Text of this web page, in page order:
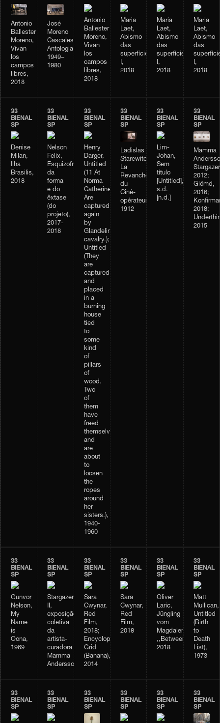
Antonio
Ballester
Moreno,
Vivan
los
campos
libres,
2018
José
Moreno
Cascales,
Antologia,
1949–
1980
Antonio
Ballester
Moreno,
Vivan
los
campos
libres,
2018
Maria
Laet,
Abismo
das
superfícies
I,
2018
Maria
Laet,
Abismo
das
superfícies
I,
2018
Maria
Laet,
Abismo
das
I,
2018
33
BIENAL
SP
Denise
Milan,
Ilha
Brasilis,
2018
33
BIENAL
SP
Nelson
Felix,
Esquizofrenia
da
forma
e do
êxtase
(do
projeto),
2017-
2018
33
BIENAL
SP
Henry
Darger,
Untitled
(11 At
Norma
Catherine.
Are
captured
again
by
Glandelinian
cavalry.);
Untitled
(They
are
captured,
and
placed
in a
burning
house
tied
to
some
kind
of
pillars
of
wood.
Two
of
them
have
freed
themselves,
and
are
about
to
loosen
the
ropes
around
her
sisters.),
1940-
1960
33
BIENAL
SP
Ladislas
Starewitch,
La
Revanche
du
Ciné-
opérateur,
1912
33
BIENAL
SP
Lim-
Johan,
Sem
título
[Untitled],
s.d.
[n.d.]
33
BIENAL
SP
Mamma
2012;
Glömd,
2016;
2018;
2015
33
BIENAL
SP
Gunvor
Nelson,
My
Name
is
Oona,
1969
33
BIENAL
SP
Stargazer
II,
exposição
coletiva
da
artista-
curadora
Mamma
Andersson
33
BIENAL
SP
Sara
Cwynar,
Red
Film,
2018;
Encyclopedia
Grid
(Banana),
2014
33
BIENAL
SP
Sara
Cwynar,
Red
Film,
2018
33
BIENAL
SP
Oliver
Laric,
Jüngling
vom
Magdalensberg;
,,Betweenness”,
2018
33
BIENAL
SP
Matt
Mullican,
Untitled
(Birth
to
Death
List),
1973
33
BIENAL
SP
33
BIENAL
SP
33
BIENAL
SP
33
BIENAL
SP
33
BIENAL
SP
33
BIENAL
SP